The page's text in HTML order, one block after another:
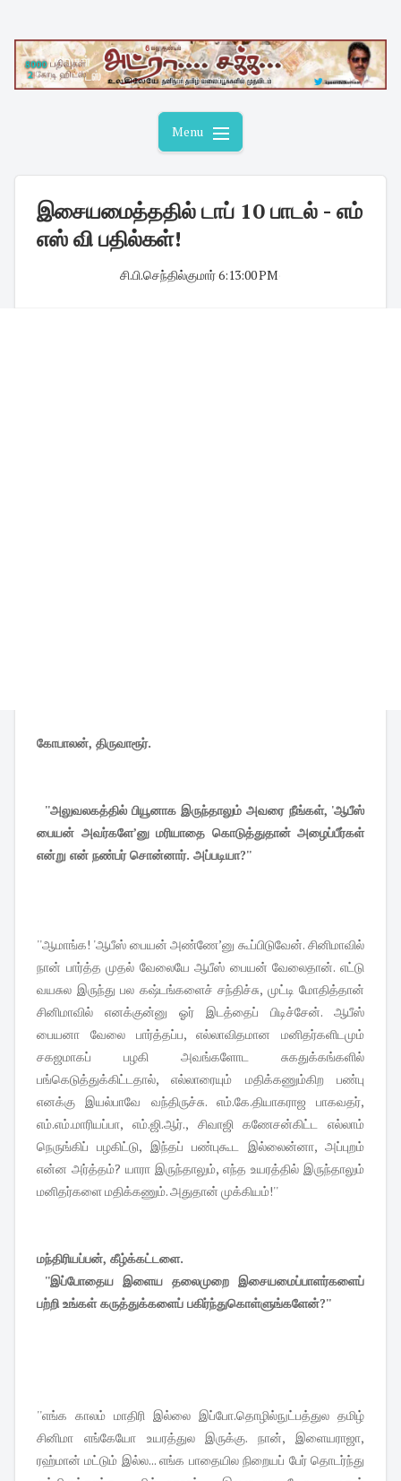
content
Menu
இசையமைத்ததில் டாப் 10 பாடல் - எம்
எஸ் வி பதில்கள்!
சி.பி.செந்தில்குமார்6:13:00 PM
கோபாலன், திருவாரூர்.
''அலுவலகத்தில் பியூனாக இருந்தாலும் அவரை நீங்கள், 'ஆபீஸ்
பையன் அவர்களே’னு மரியாதை கொடுத்துதான் அழைப்பீர்கள்
என்று என் நண்பர் சொன்னார். அப்படியா?''
''ஆமாங்க! 'ஆபீஸ் பையன் அண்ணே’னு கூப்பிடுவேன். சினிமாவில்
நான் பார்த்த முதல் வேலையே ஆபீஸ் பையன் வேலைதான். எட்டு
வயசுல இருந்து பல கஷ்டங்களைச் சந்திச்சு, முட்டி மோதித்தான்
சினிமாவில் எனக்குன்னு ஓர் இடத்தைப் பிடிச்சேன். ஆபீஸ்
பையனா வேலை பார்த்தப்ப, எல்லாவிதமான மனிதர்களிடமும்
சகஜமாகப் பழகி அவங்களோட சுகதுக்கங்களில்
பங்கெடுத்துக்கிட்டதால், எல்லாரையும் மதிக்கணும்கிற பண்பு
எனக்கு இயல்பாவே வந்திருச்சு. எம்.கே.தியாகராஜ பாகவதர்,
எம்.எம்.மாரியப்பா, எம்.ஜி.ஆர்., சிவாஜி கணேசன்கிட்ட எல்லாம்
நெருங்கிப் பழகிட்டு, இந்தப் பண்புகூட இல்லைன்னா, அப்புறம்
என்ன அர்த்தம்? யாரா இருந்தாலும், எந்த உயரத்தில் இருந்தாலும்
மனிதர்களை மதிக்கணும். அதுதான் முக்கியம்!''
மந்திரியப்பன், கீழ்க்கட்டளை.
''இப்போதைய இளைய தலைமுறை இசையமைப்பாளர்களைப்
பற்றி உங்கள் கருத்துக்களைப் பகிர்ந்துகொள்ளுங்களேன்?''
''எங்க காலம் மாதிரி இல்லை இப்போ.தொழில்நுட்பத்துல தமிழ்
சினிமா எங்கேயோ உயரத்துல இருக்கு. நான், இளையராஜா,
ரஹ்மான் மட்டும் இல்ல... எங்க பாதையில நிறையப் பேர் தொடர்ந்து